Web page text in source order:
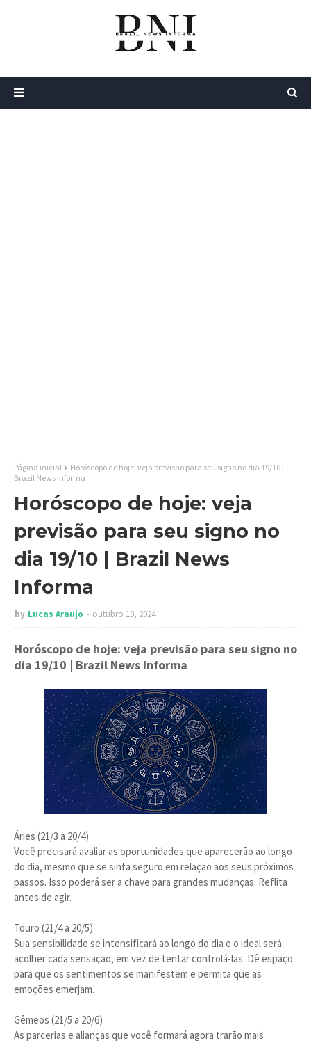
Página inicial
Horóscopo de hoje: veja previsão para seu signo no dia 19/10 |
Brazil News Informa
Horóscopo de hoje: veja
previsão para seu signo no
dia 19/10 | Brazil News
Informa
by Lucas Araujo outubro 19, 2024
Horóscopo de hoje: veja previsão para seu signo no
dia 19/10 | Brazil News Informa
Áries (21/3 a 20/4)
Você precisará avaliar as oportunidades que aparecerão ao longo
do dia, mesmo que se sinta seguro em relação aos seus próximos
passos. Isso poderá ser a chave para grandes mudanças. Reflita
antes de agir.
Touro (21/4 a 20/5)
Sua sensibilidade se intensificará ao longo do dia e o ideal será
acolher cada sensação, em vez de tentar controlá-las. Dê espaço
para que os sentimentos se manifestem e permita que as
emoções emerjam.
Gêmeos (21/5 a 20/6)
As parcerias e alianças que você formará agora trarão mais